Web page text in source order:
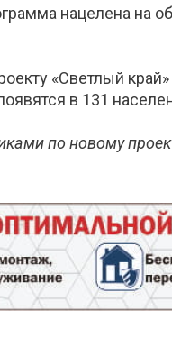
нацелена
«Светлый
в 131
по новому